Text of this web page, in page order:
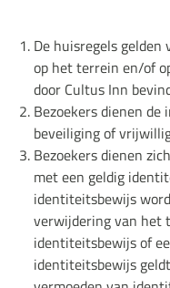
De huisregels gelden
op het terrein en/of
door Cultus Inn
Bezoekers dienen
beveiliging of
Bezoekers dienen
met een geldig
identiteitsbewijs
verwijdering van het
identiteitsbewijs of
identiteitsbewijs